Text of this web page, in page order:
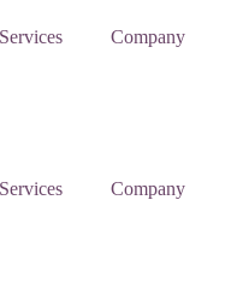
Services Company
Services Company